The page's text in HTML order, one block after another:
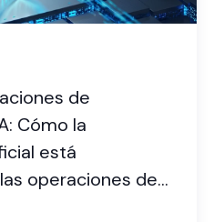
de
Cómo la
está
operaciones de